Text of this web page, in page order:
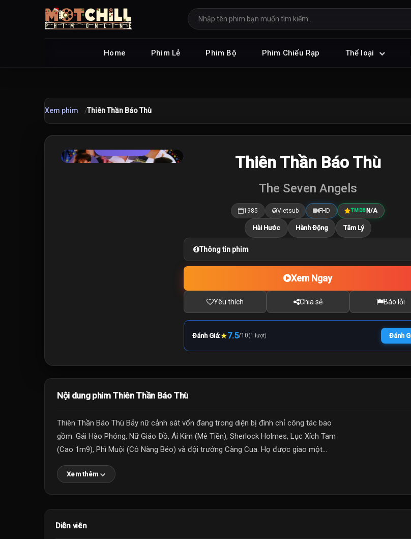
Home Phim Lẻ Phim Bộ Phim Chiếu Rạp Thể loại
Xem phim Thiên Thần Báo Thù
★7.5 Thiên Thần Báo Thù
The Seven Angels
1985 Vietsub FHD TMDB N/A
Hài Hước Hành Động Tâm Lý
Thông tin phim
Xem Ngay
Yêu thích Chia sẻ Báo lỗi
Đánh Giá:★7.5/10(1 lượt) Đánh
Nội dung phim Thiên Thần Báo Thù
Thiên Thần Báo Thù Bảy nữ cảnh sát vốn đang trong diện bị đình chỉ công tác bao
gồm: Gái Hào Phóng, Nữ Giáo Đồ, Ái Kim (Mê Tiền), Sherlock Holmes, Lục Xích Tam
(Cao 1m9), Phì Muội (Cô Nàng Béo) và đội trưởng Càng Cua. Họ được giao một...
Xem thêm
Diễn viên